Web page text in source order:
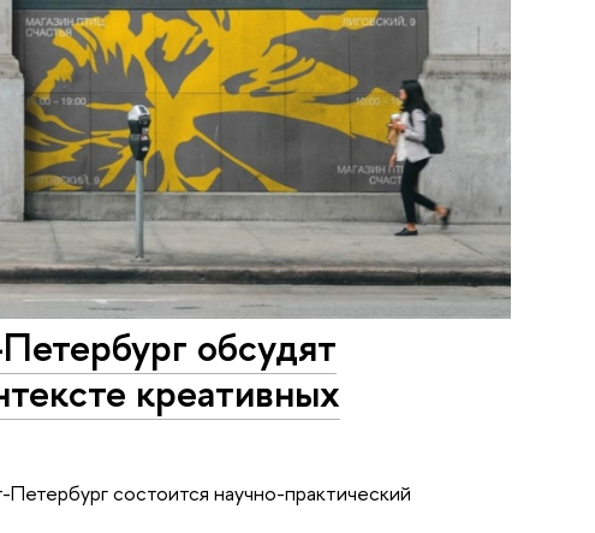
обсудят
креативных
состоится научно-практический